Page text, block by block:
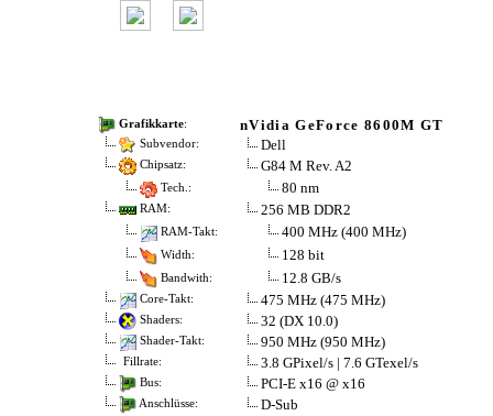
Grafikkarte: nVidia GeForce 8600M GT
Subvendor: Dell
Chipsatz: G84 M Rev. A2
Tech.: 80 nm
RAM: 256 MB DDR2
RAM-Takt: 400 MHz (400 MHz)
Width: 128 bit
Bandwith: 12.8 GB/s
Core-Takt: 475 MHz (475 MHz)
Shaders: 32 (DX 10.0)
Shader-Takt: 950 MHz (950 MHz)
Fillrate: 3.8 GPixel/s | 7.6 GTexel/s
Bus: PCI-E x16 @ x16
Anschlüsse: D-Sub